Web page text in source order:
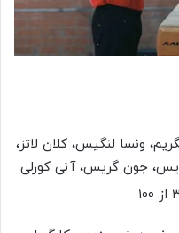
ونسا لنگیس، کلان لاتز،
جون گریس، آنی کورلی